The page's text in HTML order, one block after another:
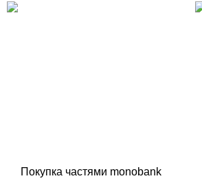
Покупка частями monobank